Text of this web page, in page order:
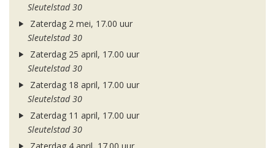
Sleutelstad 30
Zaterdag 2 mei, 17.00 uur
Sleutelstad 30
Zaterdag 25 april, 17.00 uur
Sleutelstad 30
Zaterdag 18 april, 17.00 uur
Sleutelstad 30
Zaterdag 11 april, 17.00 uur
Sleutelstad 30